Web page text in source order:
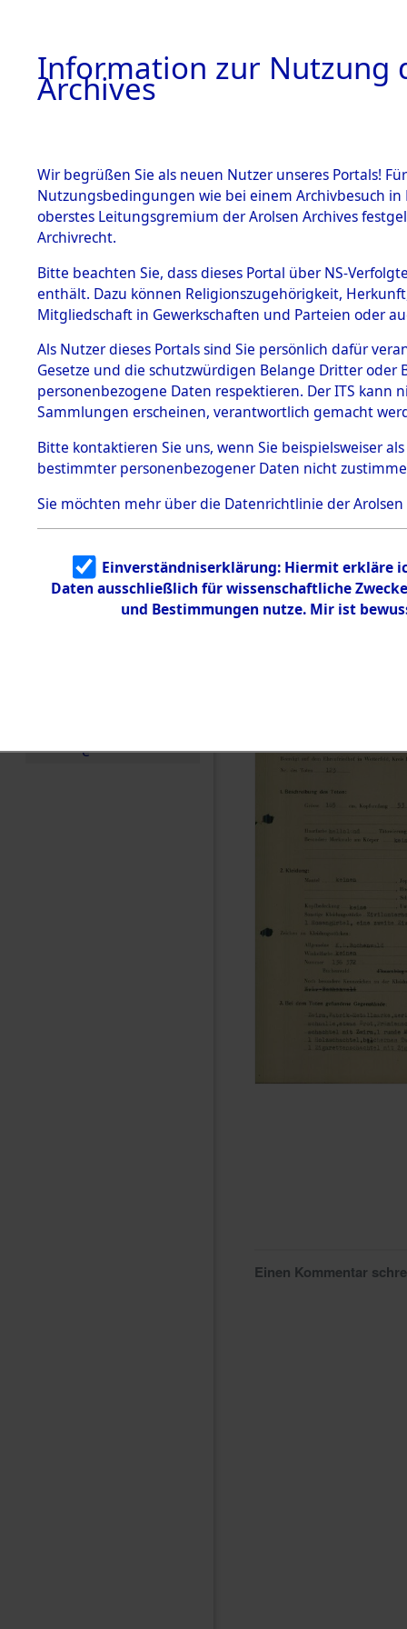
BESTÄNDE
1.
mente
5. Verschiedenes
5.3
Todesmärsche
5.3.1 Alliierte
Erhebungen
zu
Todesmärsch
en
5.3.2
Identifizierun
g
5.3.3
Todesmärsch
e
auf dem
zur
Roding)
Leben
0006
Einen Kommentar
Information zur Nutzung
Archives
Wir begrüßen Sie als neuen Nutzer unseres Portals!
Nutzungsbedingungen wie bei einem Archivbesuch
oberstes Leitungsgremium der Arolsen Archives
Archivrecht.
Bitte beachten Sie, dass dieses Portal über NS-
enthält. Dazu können Religionszugehörigkeit,
Mitgliedschaft in Gewerkschaften und Parteien oder
Als Nutzer dieses Portals sind Sie persönlich dafür
Gesetze und die schutzwürdigen Belange Dritter
personenbezogene Daten respektieren. Der ITS
Sammlungen erscheinen, verantwortlich gemacht
Bitte kontaktieren Sie uns, wenn Sie beispielsweiser
bestimmter personenbezogener Daten nicht
Sie möchten mehr über die Datenrichtlinie der Arolsen
Einverständniserklärung: Hiermit erkläre
Daten ausschließlich für wissenschaftliche
und Bestimmungen nutze. Mir ist